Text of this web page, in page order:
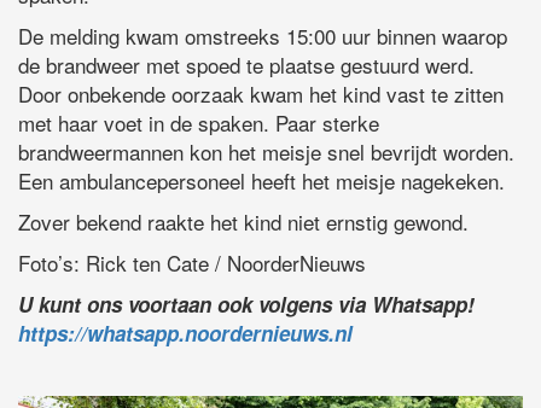
De melding kwam omstreeks 15:00 uur binnen waarop
de brandweer met spoed te plaatse gestuurd werd.
Door onbekende oorzaak kwam het kind vast te zitten
met haar voet in de spaken. Paar sterke
brandweermannen kon het meisje snel bevrijdt worden.
Een ambulancepersoneel heeft het meisje nagekeken.
Zover bekend raakte het kind niet ernstig gewond.
Foto’s: Rick ten Cate / NoorderNieuws
U kunt ons voortaan ook volgens via Whatsapp!
https://whatsapp.noordernieuws.nl